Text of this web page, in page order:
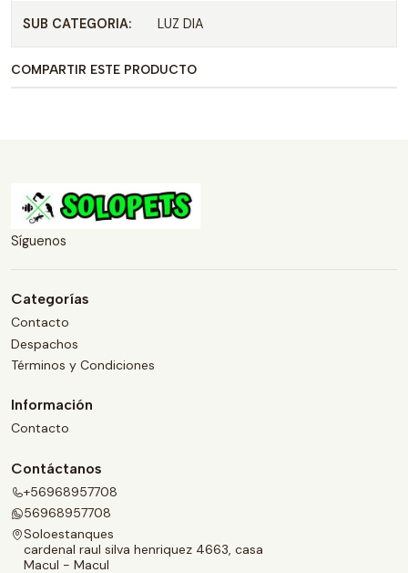
SUB CATEGORIA: LUZ DIA
COMPARTIR ESTE PRODUCTO
Síguenos
Categorías
Contacto
Despachos
Términos y Condiciones
Información
Contacto
Contáctanos
+56968957708
56968957708
Soloestanques
cardenal raul silva henriquez 4663, casa
Macul - Macul